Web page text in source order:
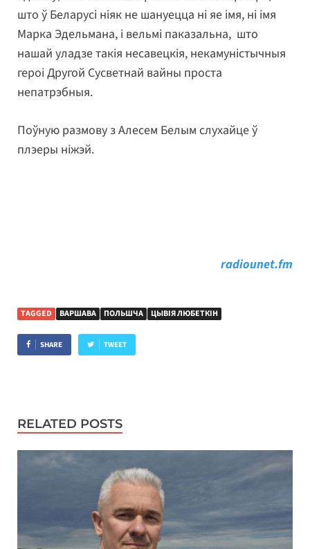
што ў Беларусі ніяк не шануецца ні яе імя, ні імя
Марка Эдельмана, і вельмі паказальна, што
нашай уладзе такія несавецкія, некамуністычныя
героі Другой Сусветнай вайны проста
непатрэбныя.
Поўную размову з Алесем Белым слухайце ў
плэеры ніжэй.
radiounet.fm
TAGGED ВАРШАВА ПОЛЬШЧА ЦЫВІЯ ЛЮБЕТКІН
SHARE TWEET
RELATED POSTS